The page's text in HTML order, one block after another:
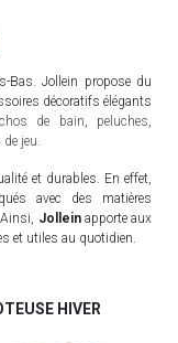
Bas. Jollein propose du
décoratifs élégants
de bain, peluches,
jeu.
et durables. En effet,
avec des matières
Jolleinapporte aux
et utiles au quotidien.
HIVER